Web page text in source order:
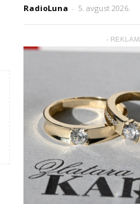
RadioLuna - 5. avgust 2026.
-